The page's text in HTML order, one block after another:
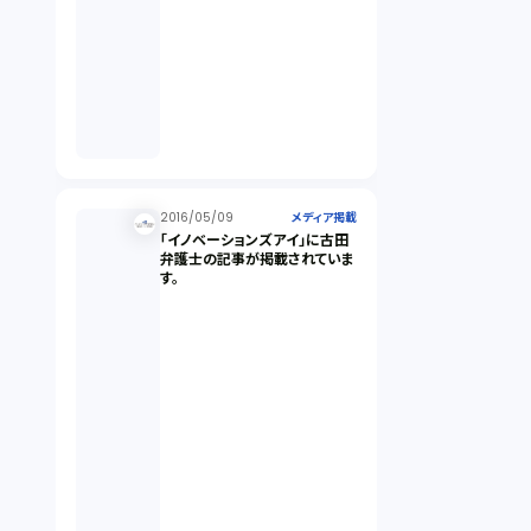
2016/05/09 メディア掲載
「イノベーションズアイ」に古田
弁護士の記事が掲載されていま
す。